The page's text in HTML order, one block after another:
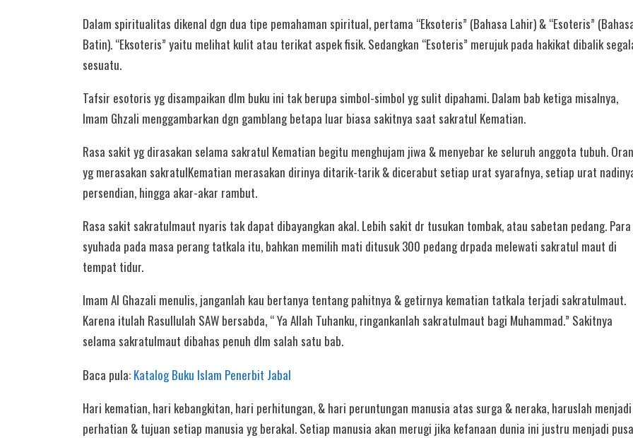
Dalam spiritualitas dikenal dgn dua tipe pemahaman spiritual, pertama “Eksoteris” (Bahasa Lahir) & “Esoteris”
Batin). “Eksoteris” yaitu melihat kulit atau terikat aspek fisik. Sedangkan “Esoteris” merujuk pada hakikat dibalik
sesuatu.
Tafsir esotoris yg disampaikan dlm buku ini tak berupa simbol-simbol yg sulit dipahami. Dalam bab ketiga misalnya,
Imam Ghzali menggambarkan dgn gamblang betapa luar biasa sakitnya saat sakratul Kematian.
Rasa sakit yg dirasakan selama sakratul Kematian begitu menghujam jiwa & menyebar ke seluruh anggota tubuh.
yg merasakan sakratulKematian merasakan dirinya ditarik-tarik & dicerabut setiap urat syarafnya, setiap urat
persendian, hingga akar-akar rambut.
Rasa sakit sakratulmaut nyaris tak dapat dibayangkan akal. Lebih sakit dr tusukan tombak, atau sabetan pedang. Para
syuhada pada masa perang tatkala itu, bahkan memilih mati ditusuk 300 pedang drpada melewati sakratul maut di
tempat tidur.
Imam Al Ghazali menulis, janganlah kau bertanya tentang pahitnya & getirnya kematian tatkala terjadi sakratulmaut.
Karena itulah Rasullulah SAW bersabda, “ Ya Allah Tuhanku, ringankanlah sakratulmaut bagi Muhammad.” Sakitnya
selama sakratulmaut dibahas penuh dlm salah satu bab.
Baca pula: Katalog Buku Islam Penerbit Jabal
Hari kematian, hari kebangkitan, hari perhitungan, & hari peruntungan manusia atas surga & neraka, haruslah menjadi
perhatian & tujuan setiap manusia yg berakal. Setiap manusia akan merugi jika kefanaan dunia ini justru menjadi